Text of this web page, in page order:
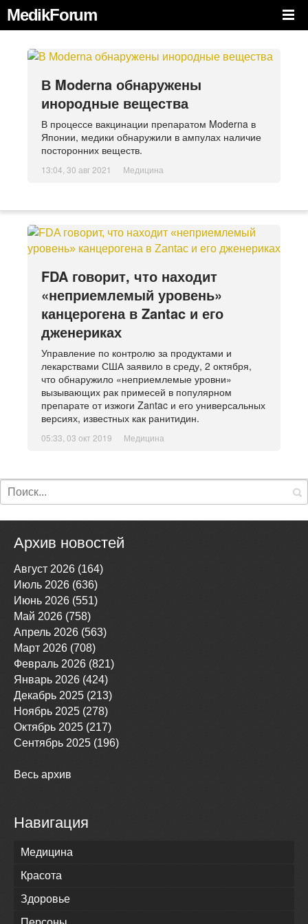
MedikForum
В Moderna обнаружены
инородные вещества
В процессе вакцинации препаратом Moderna в
Японии, медики обнаружили в ампулах наличие
посторонних веществ.
13:04, 30 авг 2021 Медицина
FDA говорит, что находит
«неприемлемый уровень»
канцерогена в Zantac и его
дженериках
Управление по контролю за продуктами и
лекарствами США заявило в среду, 2 октября,
что обнаружило «неприемлемые уровни»
вызывающих рак примесей в популярном
препарате от изжоги Zantac и его универсальных
версиях, известных как ранитидин.
05:33, 03 окт 2019 Медицина
Архив новостей
Август 2026 (164)
Июль 2026 (636)
Июнь 2026 (551)
Май 2026 (758)
Апрель 2026 (563)
Март 2026 (708)
Февраль 2026 (821)
Январь 2026 (424)
Декабрь 2025 (213)
Ноябрь 2025 (278)
Октябрь 2025 (217)
Сентябрь 2025 (196)
Весь архив
Навигация
Медицина
Красота
Здоровье